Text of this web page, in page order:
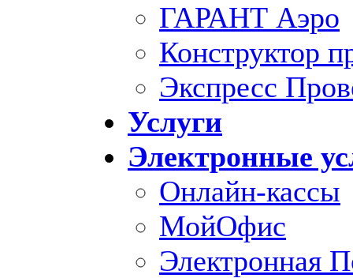
ГАРАНТ Аэро
Конструктор
Экспресс
Услуги
Электронные
Онлайн-кассы
МойОфис
Электронная